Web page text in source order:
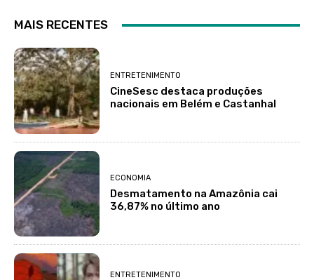
MAIS RECENTES
ENTRETENIMENTO
CineSesc destaca produções
nacionais em Belém e Castanhal
ECONOMIA
Desmatamento na Amazônia cai
36,87% no último ano
ENTRETENIMENTO